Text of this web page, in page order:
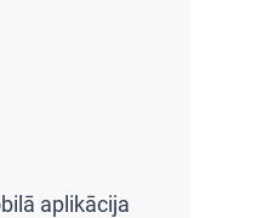
aplikācija